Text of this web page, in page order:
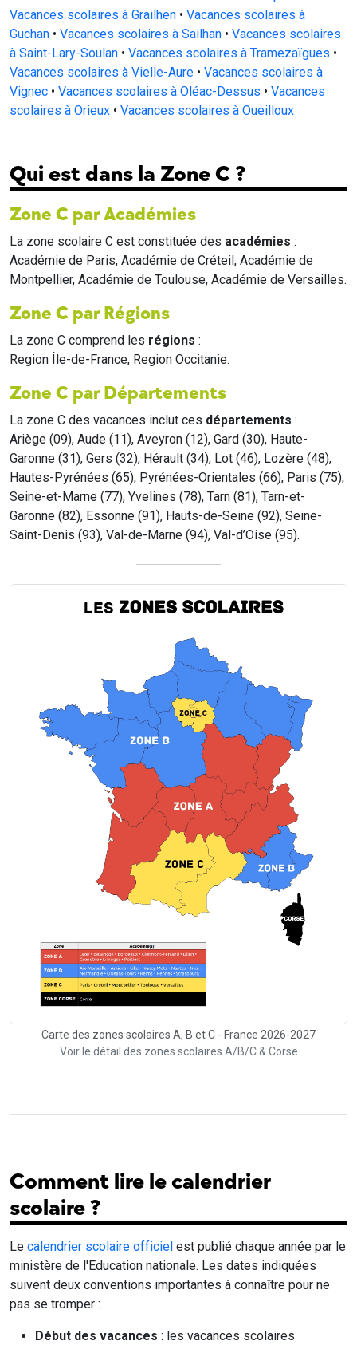
Vacances scolaires à Grailhen • Vacances scolaires à
Guchan • Vacances scolaires à Sailhan • Vacances scolaires
à Saint-Lary-Soulan • Vacances scolaires à Tramezaïgues •
Vacances scolaires à Vielle-Aure • Vacances scolaires à
Vignec • Vacances scolaires à Oléac-Dessus • Vacances
scolaires à Orieux • Vacances scolaires à Oueilloux
Qui est dans la Zone C ?
Zone C par Académies
La zone scolaire C est constituée des académies :
Académie de Paris, Académie de Créteil, Académie de
Montpellier, Académie de Toulouse, Académie de Versailles.
Zone C par Régions
La zone C comprend les régions :
Region Île-de-France, Region Occitanie.
Zone C par Départements
La zone C des vacances inclut ces départements :
Ariège (09), Aude (11), Aveyron (12), Gard (30), Haute-
Garonne (31), Gers (32), Hérault (34), Lot (46), Lozère (48),
Hautes-Pyrénées (65), Pyrénées-Orientales (66), Paris (75),
Seine-et-Marne (77), Yvelines (78), Tarn (81), Tarn-et-
Garonne (82), Essonne (91), Hauts-de-Seine (92), Seine-
Saint-Denis (93), Val-de-Marne (94), Val-d’Oise (95).
Carte des zones scolaires A, B et C - France 2026-2027
Voir le détail des zones scolaires A/B/C & Corse
Comment lire le calendrier
scolaire ?
Le calendrier scolaire officiel est publié chaque année par le
ministère de l'Education nationale. Les dates indiquées
suivent deux conventions importantes à connaître pour ne
pas se tromper :
Début des vacances : les vacances scolaires